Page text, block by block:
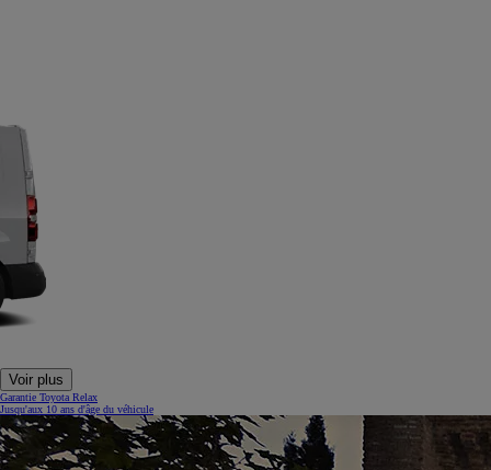
Voir plus
Garantie Toyota Relax
Jusqu'aux 10 ans d'âge du véhicule